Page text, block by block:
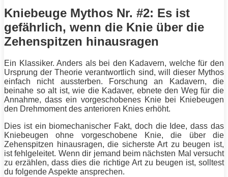
Kniebeuge Mythos Nr. #2: Es ist
gefährlich, wenn die Knie über die
Zehenspitzen hinausragen
Ein Klassiker. Anders als bei den Kadavern, welche für den
Ursprung der Theorie verantwortlich sind, will dieser Mythos
einfach nicht aussterben. Forschung an Kadavern, die
beinahe so alt ist, wie die Kadaver, ebnete den Weg für die
Annahme, dass ein vorgeschobenes Knie bei Kniebeugen
den Drehmoment des anterioren Knies erhöht.
Dies ist ein biomechanischer Fakt, doch die Idee, dass das
Kniebeugen ohne vorgeschobene Knie, die über die
Zehenspitzen hinausragen, die sicherste Art zu beugen ist,
ist fehlgeleitet. Wenn dir jemand beim nächsten Mal versucht
zu erzählen, dass dies die richtige Art zu beugen ist, solltest
du folgende Aspekte ansprechen.